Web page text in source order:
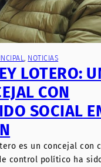
, NOTICIAS
LOTERO:
CON
SOCIAL
es un concejal con
control político ha